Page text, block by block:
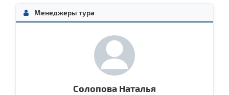
Менеджеры тура
Солопова Наталья